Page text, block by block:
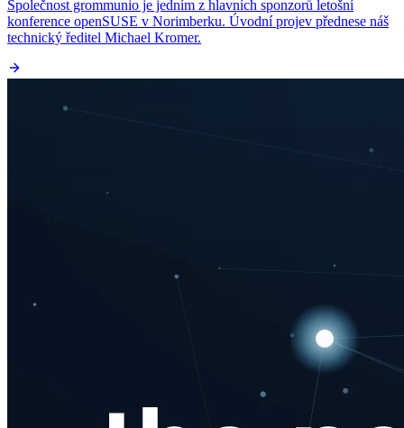
Společnost grommunio je jedním z hlavních sponzorů letošní
konference openSUSE v Norimberku. Úvodní projev přednese náš
technický ředitel Michael Kromer.